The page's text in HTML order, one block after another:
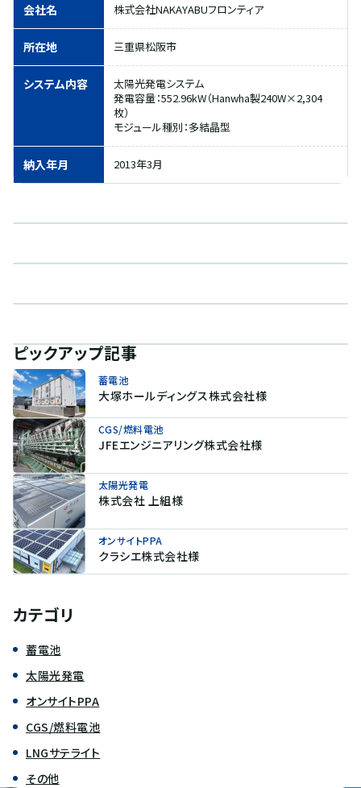
会社名 株式会社NAKAYABUフロンティア
所在地 三重県松阪市
システム内容
太陽光発電システム
発電容量：552.96kW（Hanwha製240W×2,304
枚）
モジュール種別：多結晶型
納入年月 2013年3月
ピックアップ記事
蓄電池
大塚ホールディングス株式会社様
CGS/燃料電池
JFEエンジニアリング株式会社様
太陽光発電
株式会社 上組様
オンサイトPPA
クラシエ株式会社様
カテゴリ
蓄電池
太陽光発電
オンサイトPPA
CGS/燃料電池
LNGサテライト
その他